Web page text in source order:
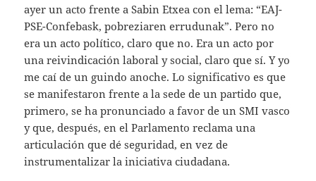
ayer un acto frente a Sabin Etxea con el lema: “EAJ-
PSE-Confebask, pobreziaren errudunak”. Pero no
era un acto político, claro que no. Era un acto por
una reivindicación laboral y social, claro que sí. Y yo
me caí de un guindo anoche. Lo significativo es que
se manifestaron frente a la sede de un partido que,
primero, se ha pronunciado a favor de un SMI vasco
y que, después, en el Parlamento reclama una
articulación que dé seguridad, en vez de
instrumentalizar la iniciativa ciudadana.